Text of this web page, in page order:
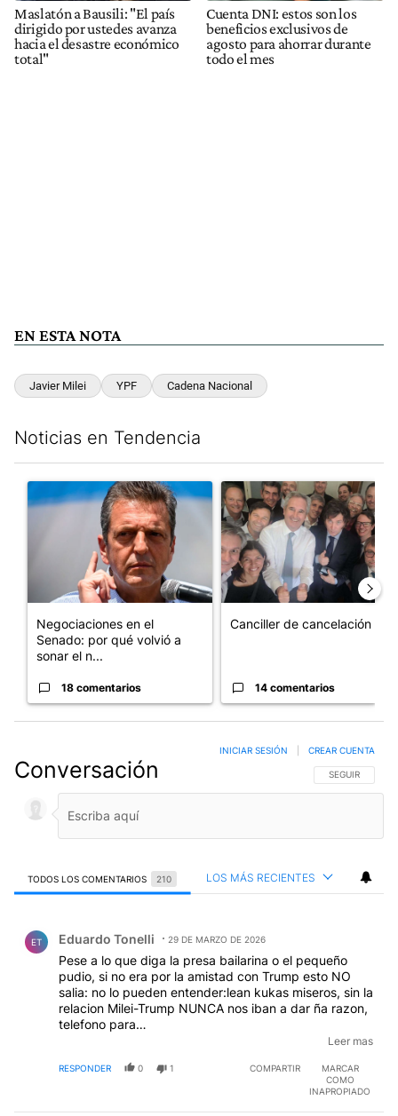
Maslatón a Bausili: "El país
dirigido por ustedes avanza
hacia el desastre económico
total"
Cuenta DNI: estos son los
beneficios exclusivos de
agosto para ahorrar durante
todo el mes
EN ESTA NOTA
Javier Milei YPF Cadena Nacional
Noticias en Tendencia
Un artículo de tendencia con el título "Negociaciones en el
Negociaciones en el
Senado: por qué volvió a
sonar el n...
18 comentarios
Un artículo de tendencia con
Canciller de cancelación
14 comentarios
Conversación SIGA ESTA
SEGUIR
INICIAR SESIÓN CREAR CUENTA
TODOS LOS COMENTARIOS 210 LOS MÁS RECIENTES
ET Eduardo Tonelli 29 DE MARZO DE 2026
Pese a lo que diga la presa bailarina o el pequeño
pudio, si no era por la amistad con Trump esto NO
salia: no lo pueden entender:lean kukas miseros, sin la
relacion Milei-Trump NUNCA nos iban a dar ña razon,
telefono para
https://www.infobae.com/economia/2026/03/2
historico-por-ypf-entre-el-documento-clave-de-eeuu-
Leer mas
RESPONDER 0 1 COMPARTIR
MARCAR
COMO
INAPROPIADO